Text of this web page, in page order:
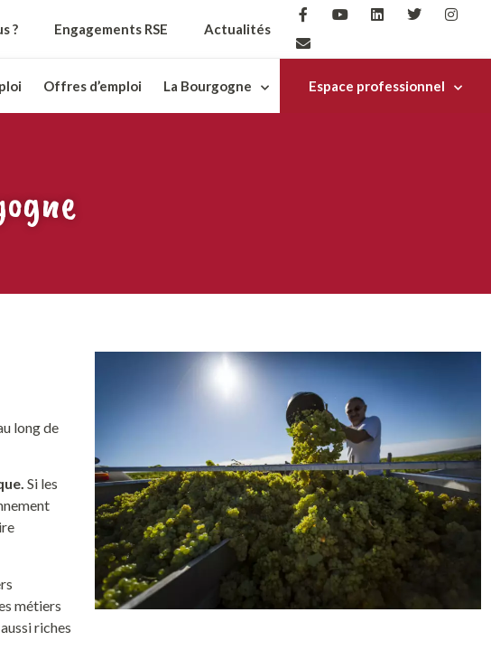
? Engagements RSE Actualités
Offres d’emploi La Bourgogne Espace professionnel
long de
Si les
métiers
riches